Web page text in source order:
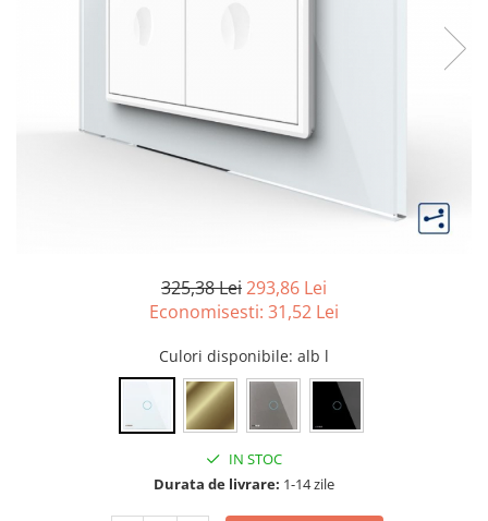
Accesorii Tablou-Sigurante
Jgheaburi Metalice Perforate
325,38 Lei293,86 Lei
Economisesti: 31,52 Lei
Culori disponibile: alb l
IN STOC
Durata de livrare: 1-14 zile